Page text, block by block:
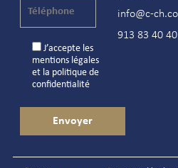
J’accepte les
mentions légales
et la politique de
confidentialité
info@c-
913 83 40 40